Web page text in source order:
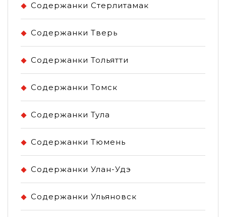
Содержанки Стерлитамак
Содержанки Тверь
Содержанки Тольятти
Содержанки Томск
Содержанки Тула
Содержанки Тюмень
Содержанки Улан-Удэ
Содержанки Ульяновск